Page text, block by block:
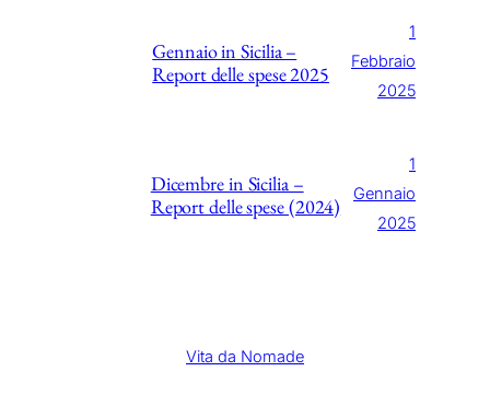
Gennaio in Sicilia –
Report delle spese 2025
1
Febbraio
2025
Dicembre in Sicilia –
Report delle spese (2024)
1
Gennaio
2025
Vita da Nomade